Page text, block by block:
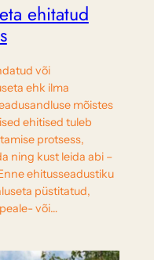
ehitatud
või
ehk ilma
mõistes
ehitised tuleb
protsess,
ning kust leida abi –
ehitusseadustiku
püstitatud,
või…